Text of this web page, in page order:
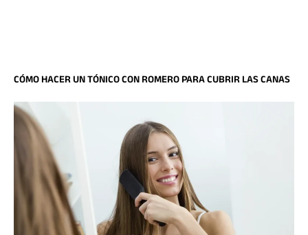
CÓMO HACER UN TÓNICO CON ROMERO PARA CUBRIR LAS CANAS